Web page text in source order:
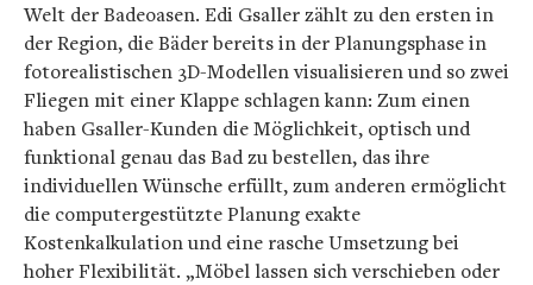
Welt der Badeoasen. Edi Gsaller zählt zu den ersten in
der Region, die Bäder bereits in der Planungsphase in
fotorealistischen 3D-Modellen visualisieren und so zwei
Fliegen mit einer Klappe schlagen kann: Zum einen
haben Gsaller-Kunden die Möglichkeit, optisch und
funktional genau das Bad zu bestellen, das ihre
individuellen Wünsche erfüllt, zum anderen ermöglicht
die computergestützte Planung exakte
Kostenkalkulation und eine rasche Umsetzung bei
hoher Flexibilität. „Möbel lassen sich verschieben oder